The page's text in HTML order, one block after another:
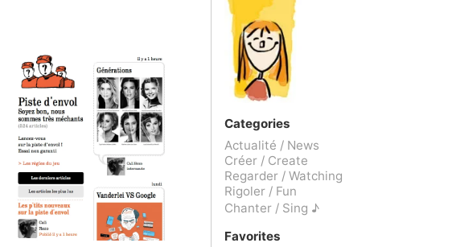
Categories
Actualité / News
Créer / Create
Regarder / Watching
Rigoler / Fun
Chanter / Sing ♪
Favorites